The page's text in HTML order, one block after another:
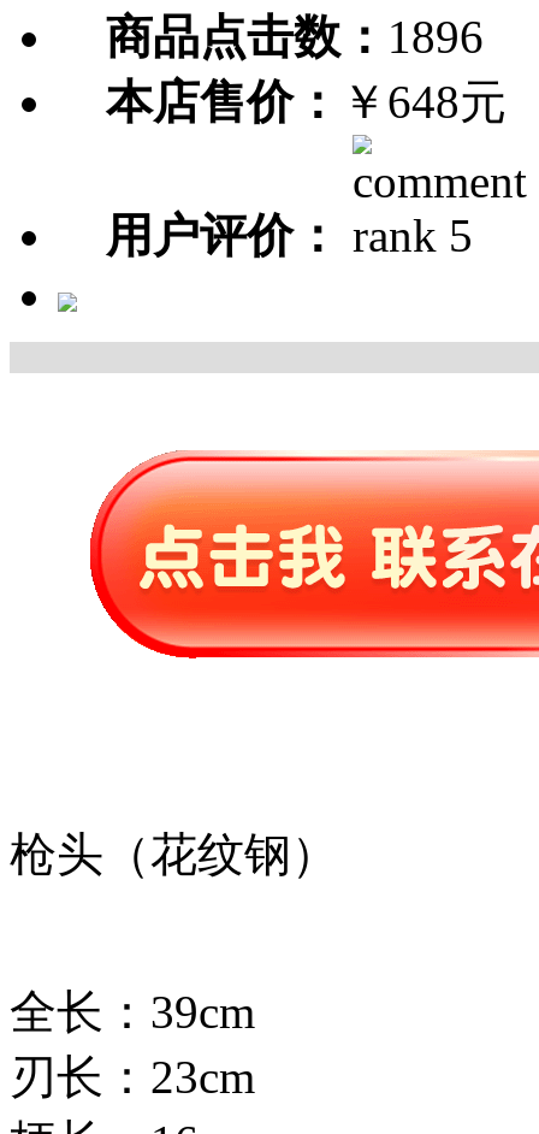
商品点击数： 1896
本店售价： ￥648元
用户评价：
枪头（花纹钢）
全长：39cm
刃长：23cm